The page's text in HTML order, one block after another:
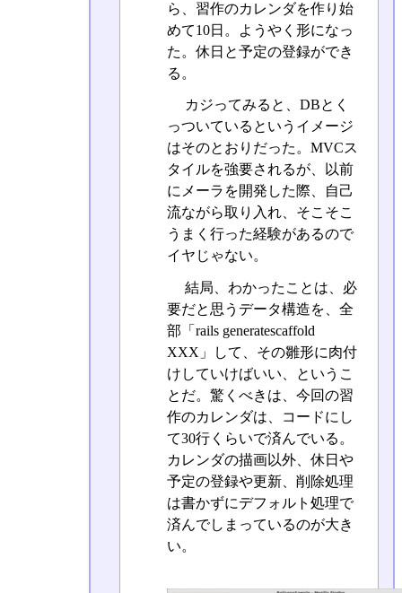
ら、習作のカレンダを作り始
めて10日。ようやく形になっ
た。休日と予定の登録ができ
る。
カジってみると、DBとく
っついているというイメージ
はそのとおりだった。MVCス
タイルを強要されるが、以前
にメーラを開発した際、自己
流ながら取り入れ、そこそこ
うまく行った経験があるので
イヤじゃない。
結局、わかったことは、必
要だと思うデータ構造を、全
部「rails generatescaffold
XXX」して、その雛形に肉付
けしていけばいい、というこ
とだ。驚くべきは、今回の習
作のカレンダは、コードにし
て30行くらいで済んでいる。
カレンダの描画以外、休日や
予定の登録や更新、削除処理
は書かずにデフォルト処理で
済んでしまっているのが大き
い。